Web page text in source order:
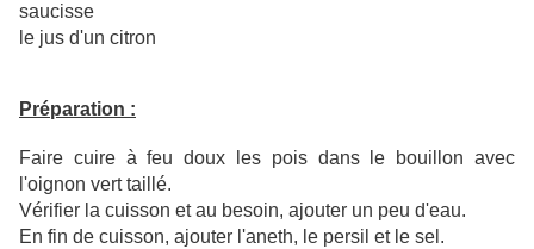
saucisse
le jus d'un citron
Préparation :
Faire cuire à feu doux les pois dans le bouillon avec
l'oignon vert taillé.
Vérifier la cuisson et au besoin, ajouter un peu d'eau.
En fin de cuisson, ajouter l'aneth, le persil et le sel.